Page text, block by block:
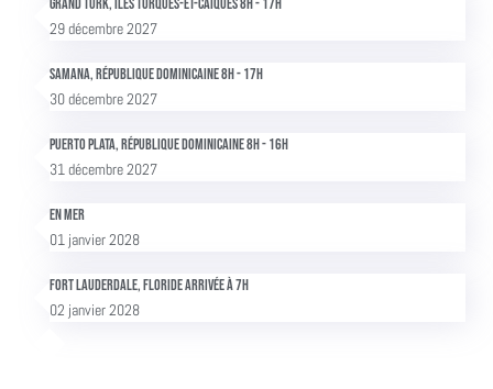
29 décembre 2027
Samana, République Dominicaine 8h - 17h
30 décembre 2027
Puerto Plata, République Dominicaine 8h - 16h
31 décembre 2027
En mer
01 janvier 2028
Fort Lauderdale, Floride Arrivée à 7h
02 janvier 2028